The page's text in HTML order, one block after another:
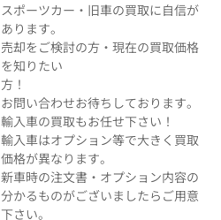
スポーツカー・旧車の買取に自信が
あります。
売却をご検討の方・現在の買取価格
を知りたい
方！
お問い合わせお待ちしております。
輸入車の買取もお任せ下さい！
輸入車はオプション等で大きく買取
価格が異なります。
新車時の注文書・オプション内容の
分かるものがございましたらご用意
下さい。